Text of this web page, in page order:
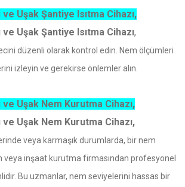
Uşak Şantiye Isıtma Cihazı,
Uşak Şantiye Isıtma Cihazı,
düzenli olarak kontrol edin. Nem ölçümleri
izleyin ve gerekirse önlemler alın.
Uşak Nem Kurutma Cihazı,
Uşak Nem Kurutma Cihazı,
veya karmaşık durumlarda, bir nem
veya inşaat kurutma firmasından profesyonel
Bu uzmanlar, nem seviyelerini hassas bir